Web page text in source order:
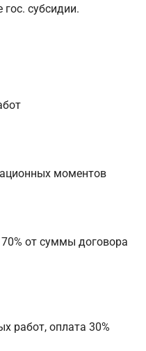
субсидии.
моментов
от суммы договора
работ, оплата 30%